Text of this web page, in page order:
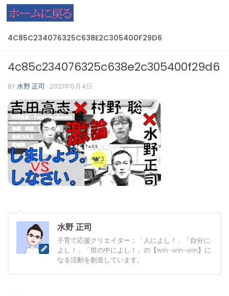
コンテンツへスキップ
4C85C234076325C638E2C305400F29D6
4c85c234076325c638e2c305400f29d6
BY水野 正司 · 2021年5月4日
水野 正司
子育て応援クリエイター：「人によし！」「自分に
よし！」「世の中によし！」の【win-win-win】に
なる活動を創造しています。